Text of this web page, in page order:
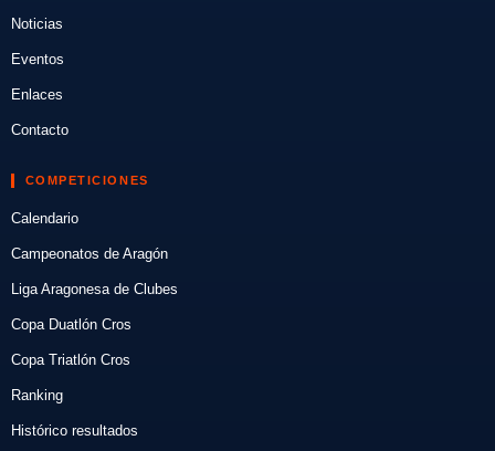
Noticias
Eventos
Enlaces
Contacto
COMPETICIONES
Calendario
Campeonatos de Aragón
Liga Aragonesa de Clubes
Copa Duatlón Cros
Copa Triatlón Cros
Ranking
Histórico resultados